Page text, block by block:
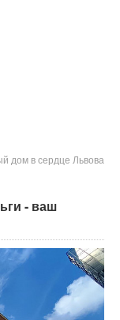
дом в сердце Львова
- ваш